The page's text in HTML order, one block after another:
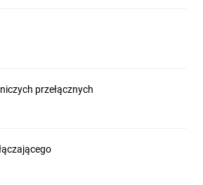
przełącznych